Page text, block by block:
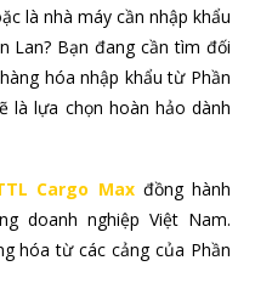
là nhà máy cần nhập khẩu
Lan? Bạn đang cần tìm đối
hóa nhập khẩu từ Phần
là lựa chọn hoàn hảo dành
Cargo Max đồng hành
doanh nghiệp Việt Nam.
hóa từ các cảng của Phần